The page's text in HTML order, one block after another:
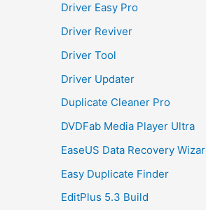
Driver Easy Pro
Driver Reviver
Driver Tool
Driver Updater
Duplicate Cleaner Pro
DVDFab Media Player Ultra
EaseUS Data Recovery
Easy Duplicate Finder
EditPlus 5.3 Build